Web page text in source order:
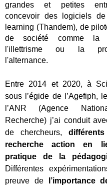
grandes et petites
concevoir des logiciels
learning (Thandem), de
de société comme la
l'illettrisme ou la
l'alternance.
Entre 2014 et 2020, à
sous l’égide de l’Agefiph,
l’ANR (Agence
Recherche) j’ai conduit
de chercheurs,
recherche action en
pratique de la
Différentes
preuve de
l’importance